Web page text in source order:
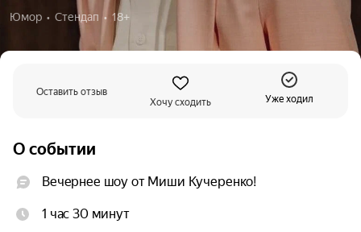
Юмор  •  Стендап  •  18+
Оставить отзыв
Хочу сходить
Уже ходил
О событии
Вечернее шоу от Миши Кучеренко!
1 час 30 минут